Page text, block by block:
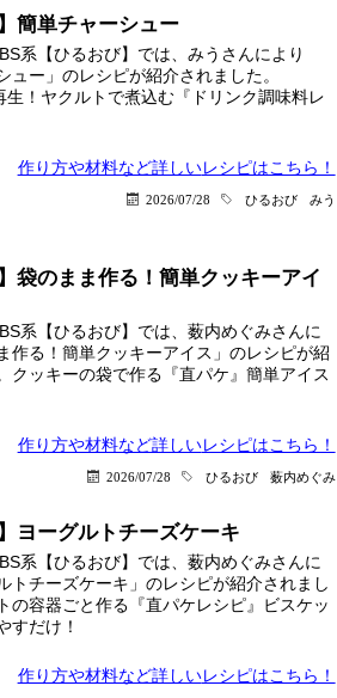
簡単チャーシュー
系【ひるおび】では、みうさんにより
ュー」のレシピが紹介されました。
生！ヤクルトで煮込む『ドリンク調味料レ
作り方や材料など詳しいレシピはこちら！
2026/07/28 ひるおび みう
袋のまま作る！簡単クッキーアイ
系【ひるおび】では、薮内めぐみさんに
作る！簡単クッキーアイス」のレシピが紹
クッキーの袋で作る『直パケ』簡単アイス
作り方や材料など詳しいレシピはこちら！
2026/07/28 ひるおび 薮内めぐみ
ヨーグルトチーズケーキ
系【ひるおび】では、薮内めぐみさんに
トチーズケーキ」のレシピが紹介されまし
の容器ごと作る『直パケレシピ』ビスケッ
すだけ！
作り方や材料など詳しいレシピはこちら！